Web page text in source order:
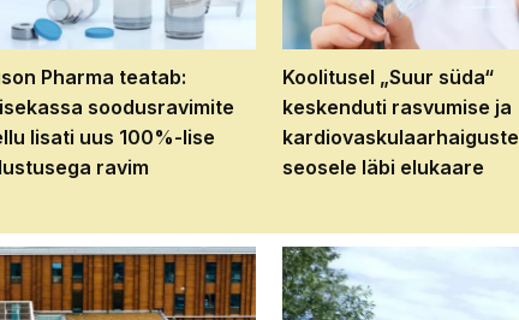
Pharma teatab:
soodusravimite
lisati uus 100%-lise
ravim
Koolitusel „Suur süda“
keskenduti rasvumise ja
kardiovaskulaarhaiguste
seosele läbi elukaare